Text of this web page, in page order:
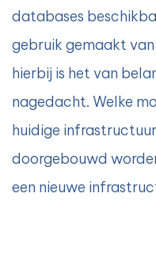
databases
gebruik gemaakt
hierbij is het van
nagedacht. Welke
huidige
doorgebouwd
een nieuwe